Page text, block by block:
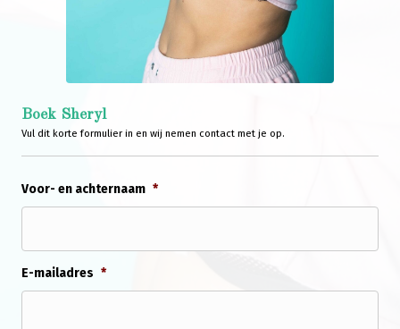
Boek Sheryl
Vul dit korte formulier in en wij nemen contact met je op.
Voor- en achternaam *
E-mailadres *